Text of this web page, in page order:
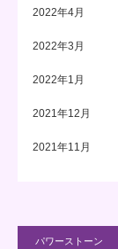
2022年4月
2022年3月
2022年1月
2021年12月
2021年11月
パワーストーン